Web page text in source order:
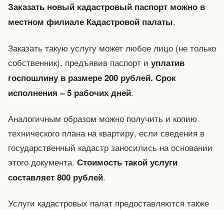
Заказать новый кадастровый паспорт можно в
местном филиале Кадастровой палаты.
Заказать такую услугу может любое лицо (не только
собственник), предъявив паспорт и уплатив
госпошлину в размере 200 рублей. Срок
исполнения – 5 рабочих дней.
Аналогичным образом можно получить и копию
технического плана на квартиру, если сведения в
государственный кадастр заносились на основании
этого документа. Стоимость такой услуги
составляет 800 рублей.
Услуги кадастровых палат предоставляются также